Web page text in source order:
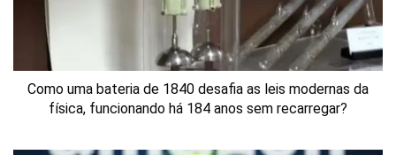
Como uma bateria de 1840 desafia as leis modernas da
física, funcionando há 184 anos sem recarregar?